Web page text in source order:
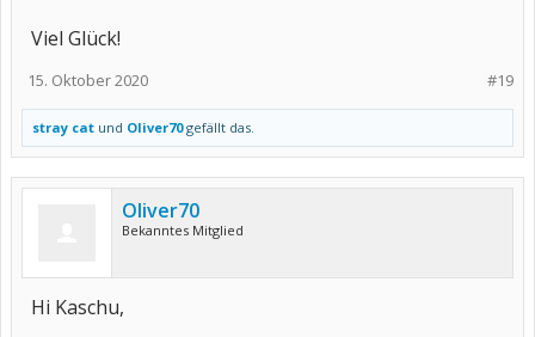
Viel Glück!
#19
15. Oktober 2020
stray cat und Oliver70gefällt das.
Oliver70
Bekanntes Mitglied
Hi Kaschu,